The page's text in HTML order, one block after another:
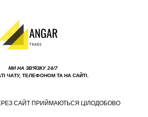
МИ НА ЗВ'ЯЗКУ 24/7
ЧАТУ, ТЕЛЕФОНОМ ТА НА САЙТІ.
САЙТ ПРИЙМАЮТЬСЯ ЦІЛОДОБОВО